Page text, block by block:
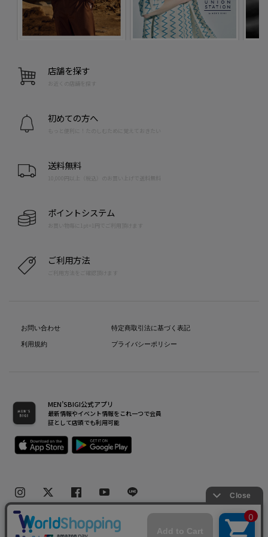
店舗を探す
お近くの店舗を探す
初めての方へ
もっと便利に！たのしむために覚えておきたい
送料無料
10,000円以上（税込）のお買い上げで送料無料
ポイントシステム
お買い物毎に1pt=1円でご利用頂けます
ご利用方法
ご利用方法をご確認頂けます
お問い合わせ
利用規約
特定商取引法に基づく表記
プライバシーポリシー
MEN’SBIGI公式アプリ
最新情報やイベント情報をこれ一つで会員
証として店頭でも利用可能
Copyright(C) Bigi Co.,Ltd.All Rights Reserved.